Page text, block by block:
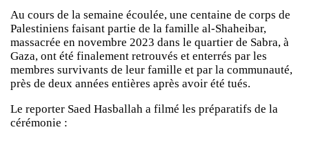
Au cours de la semaine écoulée, une centaine de corps de
Palestiniens faisant partie de la famille al-Shaheibar,
massacrée en novembre 2023 dans le quartier de Sabra, à
Gaza, ont été finalement retrouvés et enterrés par les
membres survivants de leur famille et par la communauté,
près de deux années entières après avoir été tués.
Le reporter Saed Hasballah a filmé les préparatifs de la
cérémonie :